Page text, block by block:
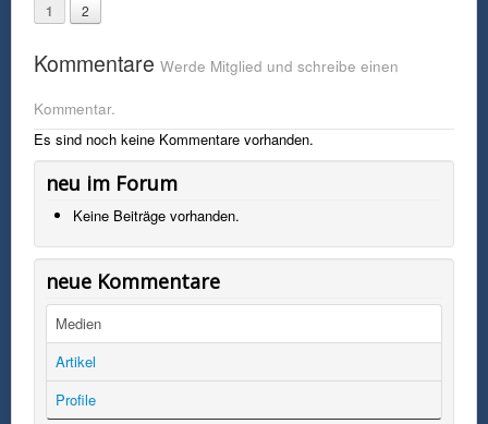
1 2
Kommentare Werde Mitglied und schreibe einen
Kommentar.
Es sind noch keine Kommentare vorhanden.
neu im Forum
Keine Beiträge vorhanden.
neue Kommentare
Medien
Artikel
Profile